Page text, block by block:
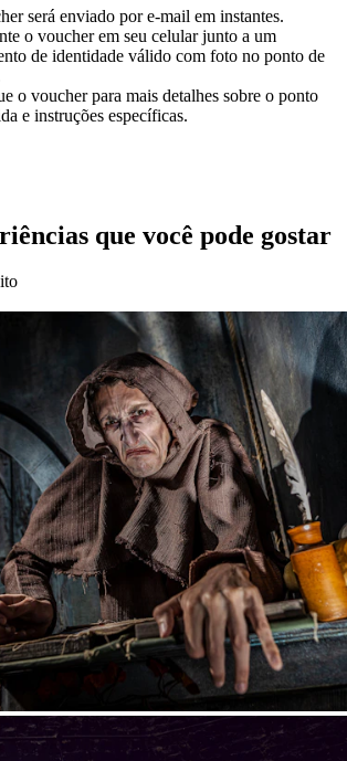
será enviado por e-mail em instantes.
o voucher em seu celular junto a um
de identidade válido com foto no ponto de
o voucher para mais detalhes sobre o ponto
e instruções específicas.
que você pode gostar